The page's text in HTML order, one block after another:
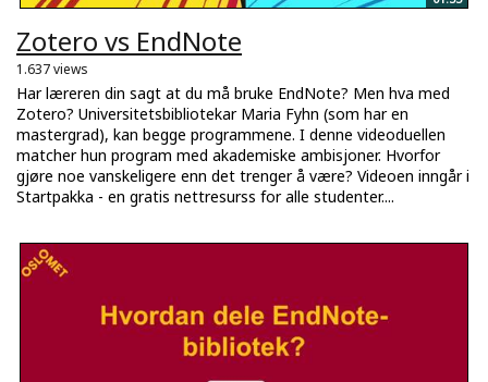
Zotero vs EndNote
1.637 views
Har læreren din sagt at du må bruke EndNote? Men hva med
Zotero? Universitetsbibliotekar Maria Fyhn (som har en
mastergrad), kan begge programmene. I denne videoduellen
matcher hun program med akademiske ambisjoner. Hvorfor
gjøre noe vanskeligere enn det trenger å være? Videoen inngår i
Startpakka - en gratis nettresurss for alle studenter....